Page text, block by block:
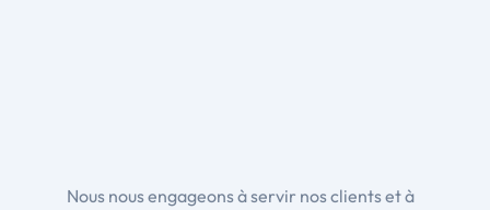
Nous nous engageons à servir nos clients et à